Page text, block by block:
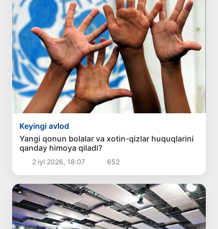
Keyingi avlod
Yangi qonun bolalar va xotin-qizlar huquqlarini
qanday himoya qiladi?
2 iyl 2026, 18:07 652